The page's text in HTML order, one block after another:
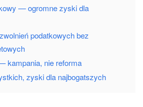
— ogromne zyski dla
podatkowych bez
kampania, nie reforma
zyski dla najbogatszych